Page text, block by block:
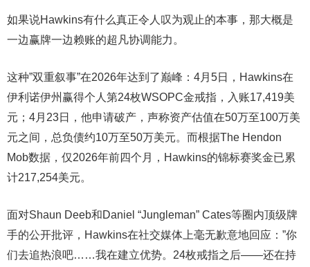
如果说Hawkins有什么真正令人叹为观止的本事，那大概是
一边赢牌一边赖账的超凡协调能力。
这种”双重叙事”在2026年达到了巅峰：4月5日，Hawkins在
伊利诺伊州赢得个人第24枚WSOPC金戒指，入账17,419美
元；4月23日，他申请破产，声称资产估值在50万至100万美
元之间，总负债约10万至50万美元。而根据The Hendon
Mob数据，仅2026年前四个月，Hawkins的锦标赛奖金已累
计217,254美元。
面对Shaun Deeb和Daniel “Jungleman” Cates等圈内顶级牌
手的公开批评，Hawkins在社交媒体上毫无歉意地回应：”你
们去追热浪吧……我在建立优势。24枚戒指之后——还在持